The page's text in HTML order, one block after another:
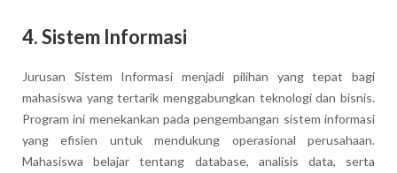
4. Sistem Informasi
Jurusan Sistem Informasi menjadi pilihan yang tepat bagi
mahasiswa yang tertarik menggabungkan teknologi dan bisnis.
Program ini menekankan pada pengembangan sistem informasi
yang efisien untuk mendukung operasional perusahaan.
Mahasiswa belajar tentang database, analisis data, serta